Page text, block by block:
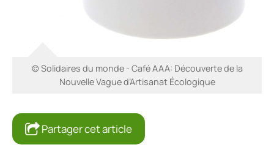
© Solidaires du monde - Café AAA: Découverte de la
Nouvelle Vague d’Artisanat Écologique
Partager cet article